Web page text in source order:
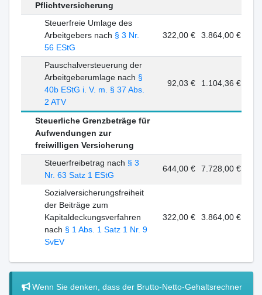
Pflichtversicherung
Steuerfreie Umlage des
Arbeitgebers nach § 3 Nr.
56 EStG
322,00 € 3.864,00 €
Pauschalversteuerung der
Arbeitgeberumlage nach §
40b EStG i. V. m. § 37 Abs.
2 ATV
92,03 € 1.104,36 €
Steuerliche Grenzbeträge für
Aufwendungen zur
freiwilligen Versicherung
Steuerfreibetrag nach § 3
Nr. 63 Satz 1 EStG
644,00 € 7.728,00 €
Sozialversicherungsfreiheit
der Beiträge zum
Kapitaldeckungsverfahren
nach § 1 Abs. 1 Satz 1 Nr. 9
SvEV
322,00 € 3.864,00 €
Wenn Sie denken, dass der Brutto-Netto-Gehaltsrechner